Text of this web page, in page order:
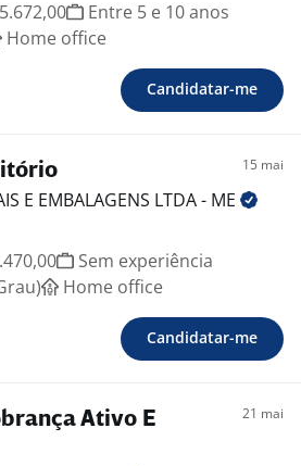
Entre 5 e 10 anos
Home office
Candidatar-me
15 mai
E EMBALAGENS LTDA - ME
Sem experiência
Home office
Candidatar-me
Ativo E
21 mai